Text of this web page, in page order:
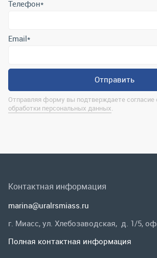
Отправляя форму вы подтверждаете согласие с
Контактная информация
marina@uralrsmiass.ru
Заказать звонок